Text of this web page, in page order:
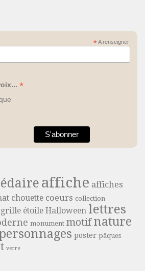
*A renseigner
*
affiche affiches
chouette coeurs collection
grille étoile Halloween lettres
monument motif nature
poster pâques
verre